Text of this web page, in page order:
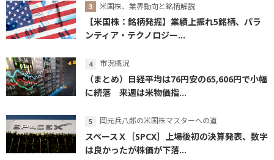
米国株、業界動向と銘柄解説
【米国株：銘柄発掘】業績上振れ5銘柄、パラ
ンティア・テクノロジー...
市況概況
（まとめ）日経平均は76円安の65,606円で小幅
に続落 来週は米物価指...
岡元兵八郎の米国株マスターへの道
スペースＸ［SPCX］上場後初の決算発表、数字
は良かったが株価が下落...